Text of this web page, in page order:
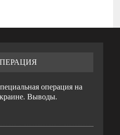
операция на
Выводы.